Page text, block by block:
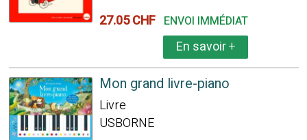
27.05 CHF ENVOI IMMÉDIAT
En savoir+
Mon grand livre-piano
Livre
USBORNE